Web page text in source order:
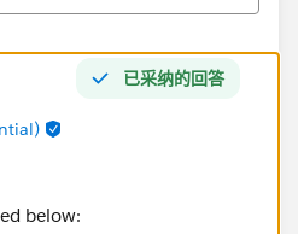
已采纳的回答
below: